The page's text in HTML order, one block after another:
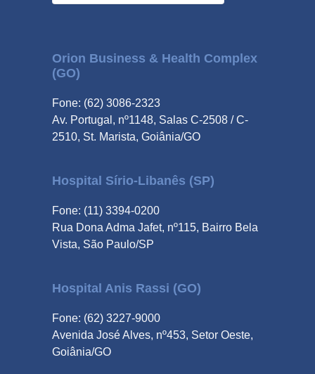
Orion Business & Health Complex
(GO)
Fone: (62) 3086-2323
Av. Portugal, nº1148, Salas C-2508 / C-
2510, St. Marista, Goiânia/GO
Hospital Sírio-Libanês (SP)
Fone: (11) 3394-0200
Rua Dona Adma Jafet, nº115, Bairro Bela
Vista, São Paulo/SP
Hospital Anis Rassi (GO)
Fone: (62) 3227-9000
Avenida José Alves, nº453, Setor Oeste,
Goiânia/GO